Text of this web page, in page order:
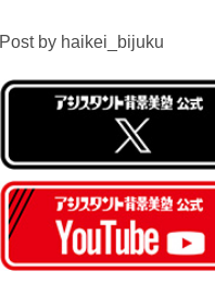
Post by haikei_bijuku